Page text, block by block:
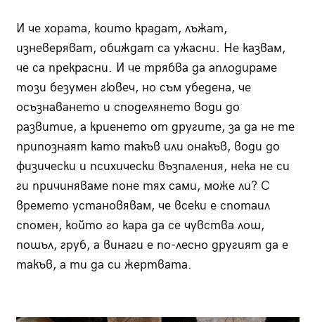
И че хората, които крадат, лъжат,
изневеряват, обиждат са ужасни. Не казвам,
че са прекрасни. И че трябва да аплодираме
този безумен гювеч, но съм убедена, че
осъзнаването и споделянето води до
развитие, а криенето от другите, за да не те
припознаят като такъв или онакъв, води до
физически и психически възпаления, нека не си
ги причиняваме поне тях сами, може ли? С
времето установявам, че всеки е спотаил
спомен, който го кара да се чувства лош,
пошъл, груб, а винаги е по-лесно другият да е
такъв, а ти да си жертвата.